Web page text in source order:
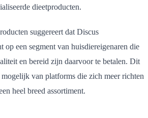
dieetproducten.
suggereert dat Discus
een segment van huisdiereigenaren die
en bereid zijn daarvoor te betalen. Dit
van platforms die zich meer richten
heel breed assortiment.